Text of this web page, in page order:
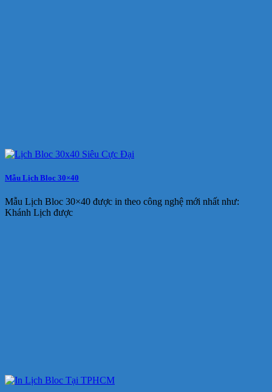
Mẫu Lịch Bloc 30×40
Mẫu Lịch Bloc 30×40 được in theo công nghệ mới nhất như:
Khánh Lịch được